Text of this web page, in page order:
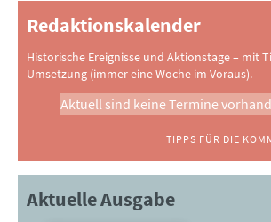
Redaktionskalender
Historische Ereignisse und Aktionstage – mit
Umsetzung (immer eine Woche im Voraus).
Aktuell sind keine Termine
TIPPS FÜR DIE
Aktuelle Ausgabe